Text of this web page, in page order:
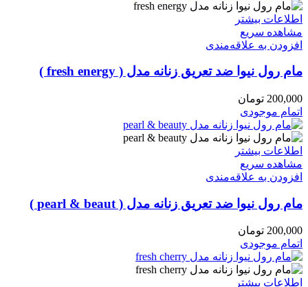
اطلاعات بیشتر
مشاهده سریع
افزودن به علاقه‌مندی
مام رول نیوا ضد تعریق زنانه مدل ( fresh energy )
200,000 تومان
اتمام موجودی
اطلاعات بیشتر
مشاهده سریع
افزودن به علاقه‌مندی
مام رول نیوا ضد تعریق زنانه مدل ( pearl & beaut )
200,000 تومان
اتمام موجودی
اطلاعات بیشتر